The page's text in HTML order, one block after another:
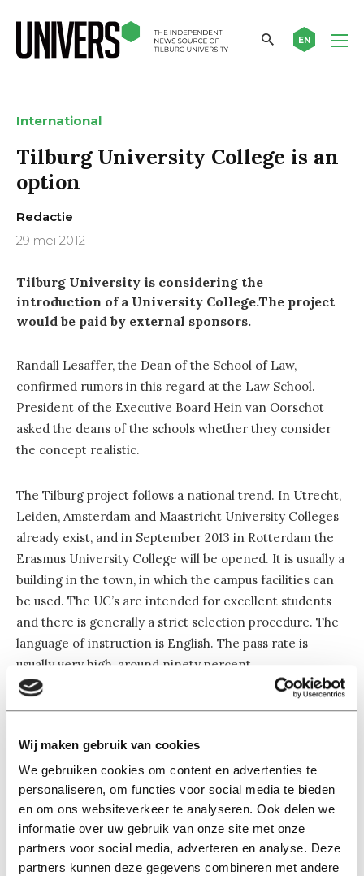
Wij maken gebruik van cookies
We gebruiken cookies om content en advertenties te
personaliseren, om functies voor social media te bieden
en om ons websiteverkeer te analyseren. Ook delen we
informatie over uw gebruik van onze site met onze
partners voor social media, adverteren en analyse. Deze
partners kunnen deze gegevens combineren met andere
EN
International
Tilburg University College is an
option
Redactie
29 mei 2012
Tilburg University is considering the
introduction of a University College.The project
would be paid by external sponsors.
Randall Lesaffer, the Dean of the School of Law,
confirmed rumors in this regard at the Law School.
President of the Executive Board Hein van Oorschot
asked the deans of the schools whether they consider
the concept realistic.
The Tilburg project follows a national trend. In Utrecht,
Leiden, Amsterdam and Maastricht University Colleges
already exist, and in September 2013 in Rotterdam the
Erasmus University College will be opened. It is usually a
building in the town, in which the campus facilities can
be used. The UC’s are intended for excellent students
and there is generally a strict selection procedure. The
language of instruction is English. The pass rate is
usually very high, around ninety percent.
Lees ook
Interview